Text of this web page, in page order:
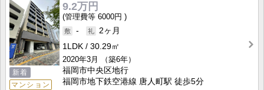
新着
マンション
9.2万円
6000円
-
2ヶ月
1LDK
30.29㎡
2020年3月
（築6年）
福岡市中央区地行
福岡市地下鉄空港線 唐人町駅 徒歩5分